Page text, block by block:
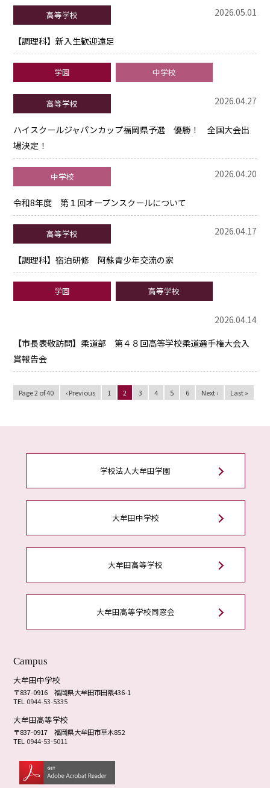
高等学校 2026.05.01
【調理科】新入生歓迎遠足
学園 中学校
高等学校 2026.04.27
ハイスクールジャパンカップ福岡県予選 優勝！ 全国大会出
場決定！
中学校 2026.04.20
令和8年度 第１回オープンスクールについて
高等学校 2026.04.17
【調理科】宿泊研修 阿蘇青少年交流の家
学園 高等学校
2026.04.14
【市長表敬訪問】柔道部 第４８回高等学校柔道選手権大会入
賞報告会
Page 2 of 40 ‹ Previous 1 2 3 4 5 6 Next › Last »
学校法人大牟田学園
大牟田中学校
大牟田高等学校
大牟田高等学校同窓会
Campus
大牟田中学校
〒837-0916福岡県大牟田市田隈436-1
TEL 0944-53-5335
大牟田高等学校
〒837-0917福岡県大牟田市草木852
TEL 0944-53-5011